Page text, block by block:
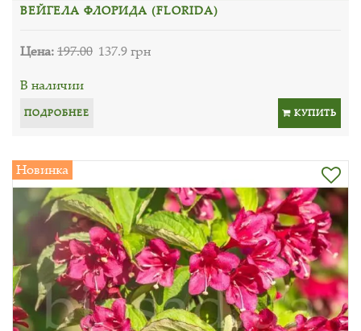
ВЕЙГЕЛА ФЛОРИДА (FLORIDA)
Цена:197.00 137.9 грн
В наличии
ПОДРОБНЕЕ КУПИТЬ
Новинка